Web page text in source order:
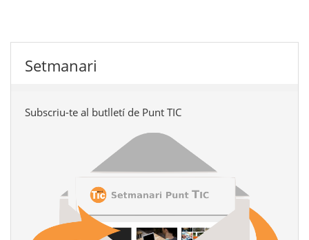
Setmanari
Subscriu-te al butlletí de Punt TIC